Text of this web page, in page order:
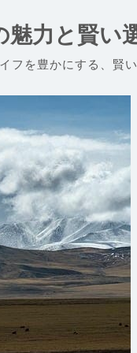
力と賢い
フを豊かにする、賢